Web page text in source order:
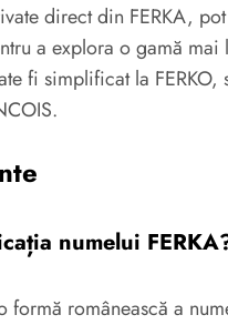
direct din FERKA,
a explora o gamă
fi simplificat la
numelui
formă românească a